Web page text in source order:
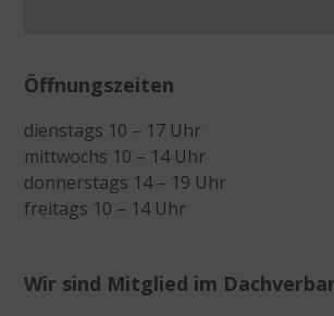
Öffnungszeiten
dienstags 10 – 17 Uhr
mittwochs 10 – 14 Uhr
donnerstags 14 – 19 Uhr
freitags 10 – 14 Uhr
Wir sind Mitglied im